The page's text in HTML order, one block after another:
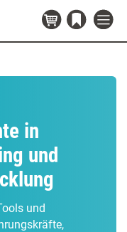
in
und
und